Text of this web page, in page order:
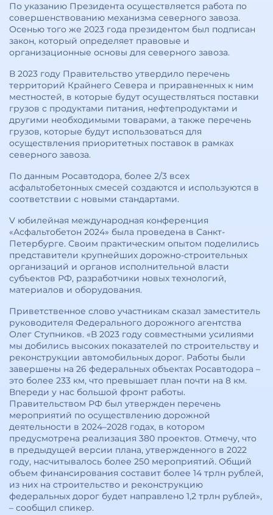
По указанию Президента осуществляется работа по
совершенствованию механизма северного завоза.
Осенью того же 2023 года президентом был подписан
закон, который определяет правовые и
организационные основы для северного завоза.
В 2023 году Правительство утвердило перечень
территорий Крайнего Севера и приравненных к ним
местностей, в которые будут осуществляться поставки
грузов с продуктами питания, нефтепродуктами и
другими необходимыми товарами, а также перечень
грузов, которые будут использоваться для
осуществления приоритетных поставок в рамках
северного завоза.
По данным Росавтодора, более 2/3 всех
асфальтобетонных смесей создаются и используются в
соответствии с новыми стандартами.
V юбилейная международная конференция
«Асфальтобетон 2024» была проведена в Санкт-
Петербурге. Своим практическим опытом поделились
представители крупнейших дорожно-строительных
организаций и органов исполнительной власти
субъектов РФ, разработчики новых технологий,
материалов и оборудования.
Приветственное слово участникам сказал заместитель
руководителя Федерального дорожного агентства
Олег Ступников. «В 2023 году совместными усилиями
мы добились высоких показателей по строительству и
реконструкции автомобильных дорог. Работы были
завершены на 26 федеральных объектах Росавтодора –
это более 233 км, что превышает план почти на 8 км.
Впереди у нас большой фронт работы.
Правительством РФ был утвержден перечень
мероприятий по осуществлению дорожной
деятельности в 2024–2028 годах, в котором
предусмотрена реализация 380 проектов. Отмечу, что
в предыдущей версии плана, утвержденного в 2022
году, насчитывалось более 250 мероприятий. Общий
объем финансирования составит более 14 трлн рублей,
из них на строительство и реконструкцию
федеральных дорог будет направлено 1,2 трлн рублей»,
– сообщил спикер.